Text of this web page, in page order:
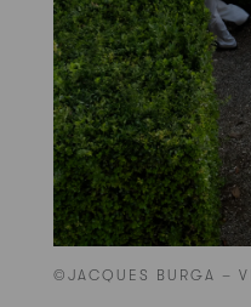
©JACQUES BURGA –